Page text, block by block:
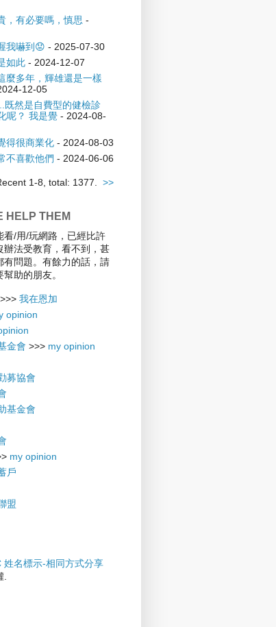
，有必要嗎，慎思 -
我嚇到😟 - 2025-07-30
如此- 2024-12-07
麼多年，輝雄還是一樣
12-05
既然是自費型的健檢診
呢？ 我是覺- 2024-08-
得很商業化- 2024-08-03
不喜歡他們 - 2024-06-06
1-8, total: 1377. >>
HELP THEM
看/用/玩網路，已經比許
辦法受教育，看不到，甚
有問題。有餘力的話，請
助的朋友。
>>> 我在恩加
opinion
金會 >>> my opinion
募協會
基金會
my opinion
戶
盟
姓名標示-相同方式分享
.